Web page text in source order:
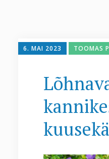
6. MAI 2023 TOOMAS